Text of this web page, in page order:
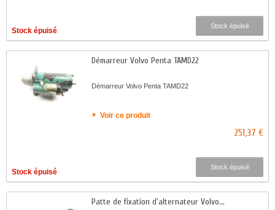
Stock épuisé
Stock épuisé
Démarreur Volvo Penta TAMD22
Démarreur Volvo Penta TAMD22
Voir ce produit
251,37 €
Stock épuisé
Stock épuisé
Patte de fixation d'alternateur Volvo...